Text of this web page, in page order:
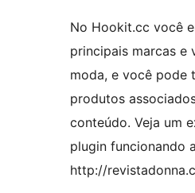
No Hookit.cc você
principais marcas e
moda, e você pode
produtos
conteúdo. Veja um
plugin funcionando
http://